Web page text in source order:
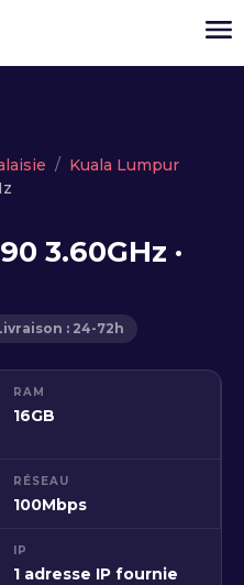
Cloud serveur
Serveurs dédiés
API
Actualité
Kuala Lumpur
3.60GHz ·
: 24-72h
RAM
16GB
RÉSEAU
100Mbps
IP
1 adresse IP fournie